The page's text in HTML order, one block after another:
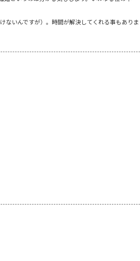
ないんですが）。時間が解決してくれる事もありま